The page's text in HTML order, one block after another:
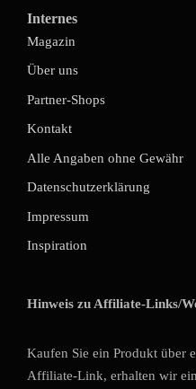
Internes
Magazin
Über uns
Partner-Shops
Kontakt
Alle Angaben ohne Gewähr
Datenschutzerklärung
Impressum
Inspiration
Hinweis zu Affiliate-Links/
Kaufen Sie ein Produkt über
Affiliate-Link, erhalten wir